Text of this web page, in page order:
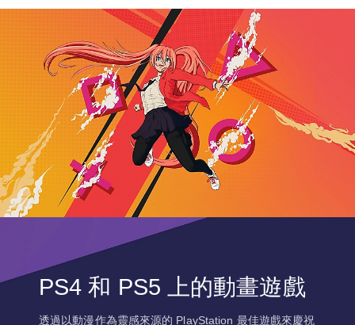
PS4 和 PS5 上的動畫遊戲
透過以動漫作為靈感來源的 PlayStation 最佳遊戲來慶祝